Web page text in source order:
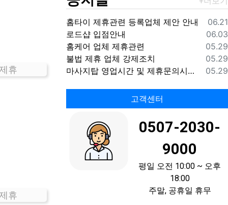
휴
휴
등록
06.21
홈타이 제휴관련 등록업체 제안 안내
등록
06.03
로드샵 입점안내
등록
05.29
홈케어 업체 제휴관련
등록
05.29
불법 제휴 업체 강제조치
등록
05.29
마사지탑 영업시간 및 제휴문의시간 안내
고객센터
0507-2030-
9000
평일 오전 10:00 ~ 오후
18:00
주말, 공휴일 휴무